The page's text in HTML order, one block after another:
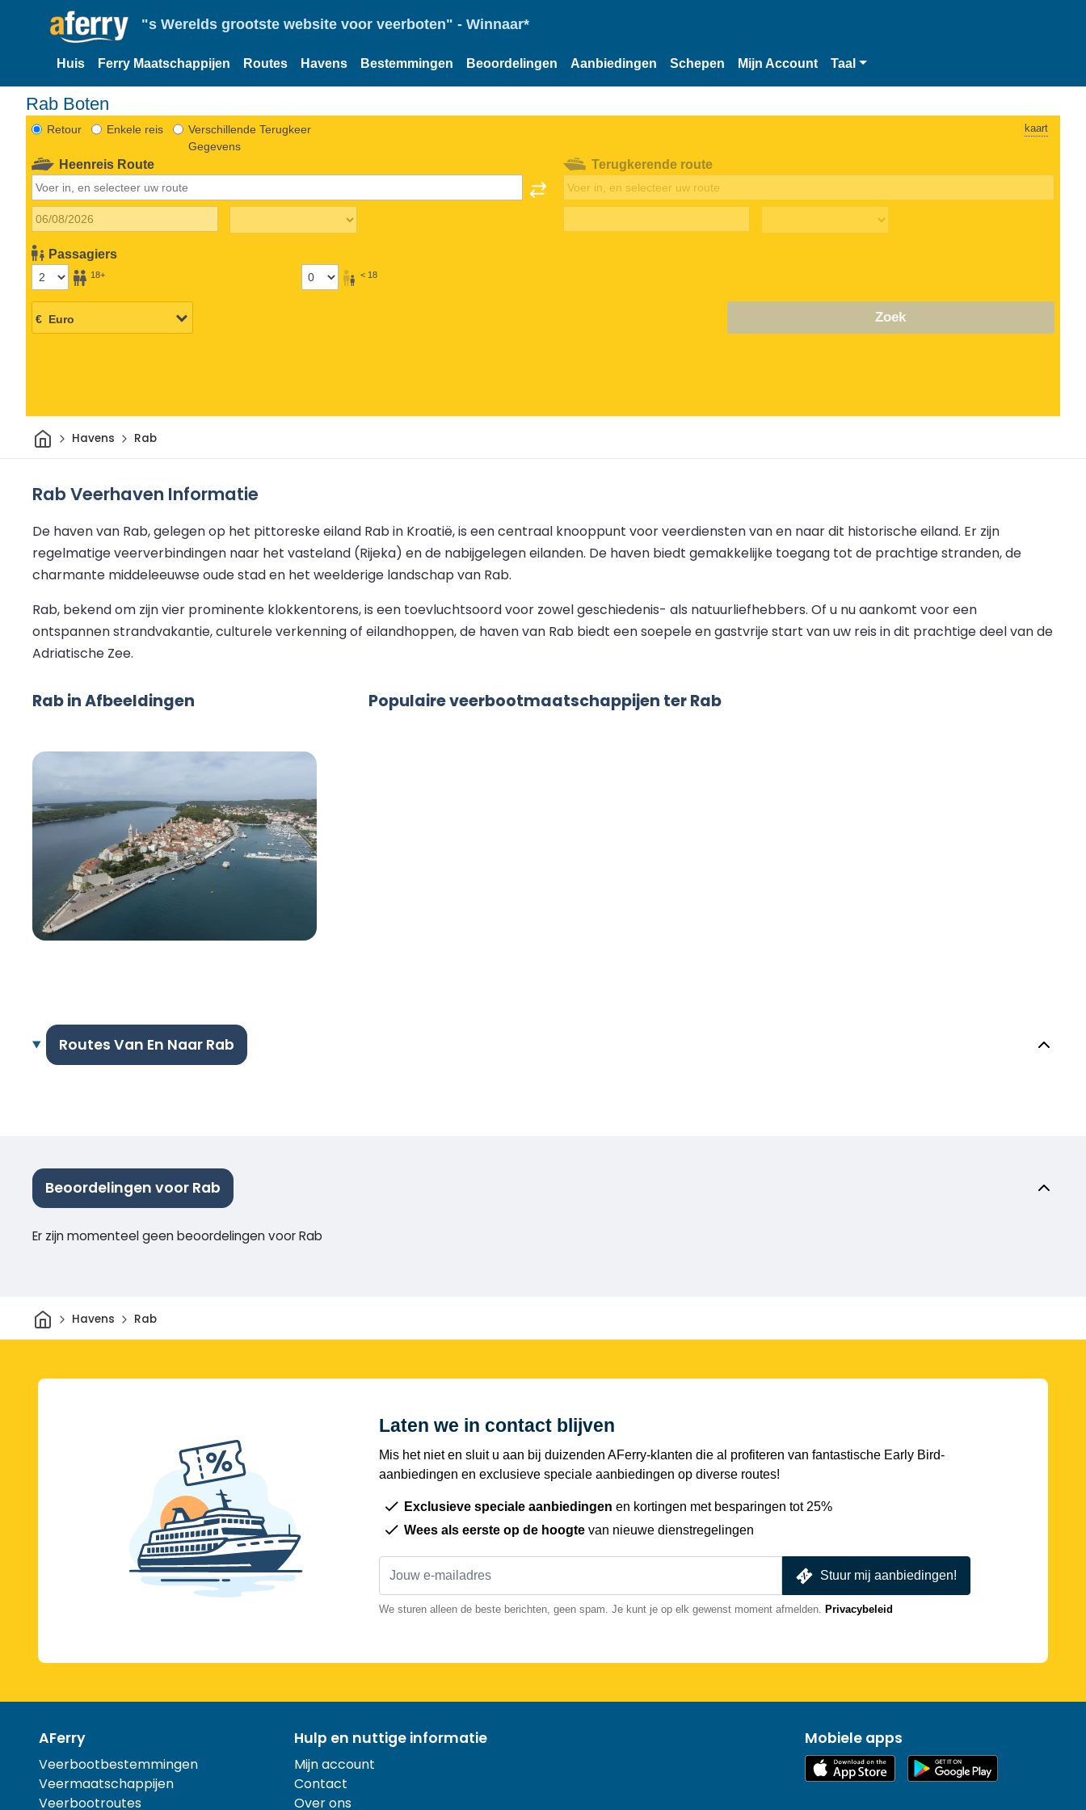
"s Werelds grootste website voor veerboten" - Winnaar*
Huis Ferry Maatschappijen Routes Havens Bestemmingen Beoordelingen Aanbiedingen Schepen Mijn Account Taal
Rab Boten
Retour Enkele reis
Verschillende Terugkeer
Gegevens
kaart
Heenreis Route
Passagiers
18+ < 18
Terugkerende route
Zoek
ThuisHavens Rab
Rab Veerhaven Informatie
De haven van Rab, gelegen op het pittoreske eiland Rab in Kroatië, is een centraal knooppunt voor veerdiensten van en naar dit historische eiland. Er zijn
regelmatige veerverbindingen naar het vasteland (Rijeka) en de nabijgelegen eilanden. De haven biedt gemakkelijke toegang tot de prachtige stranden, de
charmante middeleeuwse oude stad en het weelderige landschap van Rab.
Rab, bekend om zijn vier prominente klokkentorens, is een toevluchtsoord voor zowel geschiedenis- als natuurliefhebbers. Of u nu aankomt voor een
ontspannen strandvakantie, culturele verkenning of eilandhoppen, de haven van Rab biedt een soepele en gastvrije start van uw reis in dit prachtige deel van de
Adriatische Zee.
Rab in Afbeeldingen Populaire veerbootmaatschappijen ter Rab
Routes Van En Naar Rab
Beoordelingen voor Rab
Er zijn momenteel geen beoordelingen voor Rab
ThuisHavens Rab
Laten we in contact blijven
Mis het niet en sluit u aan bij duizenden AFerry-klanten die al profiteren van fantastische Early Bird-
aanbiedingen en exclusieve speciale aanbiedingen op diverse routes!
Exclusieve speciale aanbiedingen en kortingen met besparingen tot 25%
Wees als eerste op de hoogte van nieuwe dienstregelingen
Stuur mij aanbiedingen!
We sturen alleen de beste berichten, geen spam. Je kunt je op elk gewenst moment afmelden. Privacybeleid
AFerry
Veerbootbestemmingen
Veermaatschappijen
Veerbootroutes
Hulp en nuttige informatie
Mijn account
Contact
Over ons
Mobiele apps